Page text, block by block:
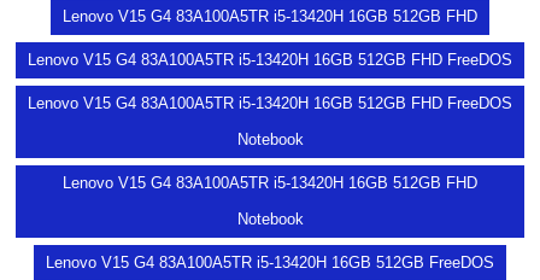
Lenovo V15 G4 83A100A5TR i5-13420H 16GB 512GB FHD
Lenovo V15 G4 83A100A5TR i5-13420H 16GB 512GB FHD FreeDOS
Lenovo V15 G4 83A100A5TR i5-13420H 16GB 512GB FHD FreeDOS
Notebook
Lenovo V15 G4 83A100A5TR i5-13420H 16GB 512GB FHD
Notebook
Lenovo V15 G4 83A100A5TR i5-13420H 16GB 512GB FreeDOS